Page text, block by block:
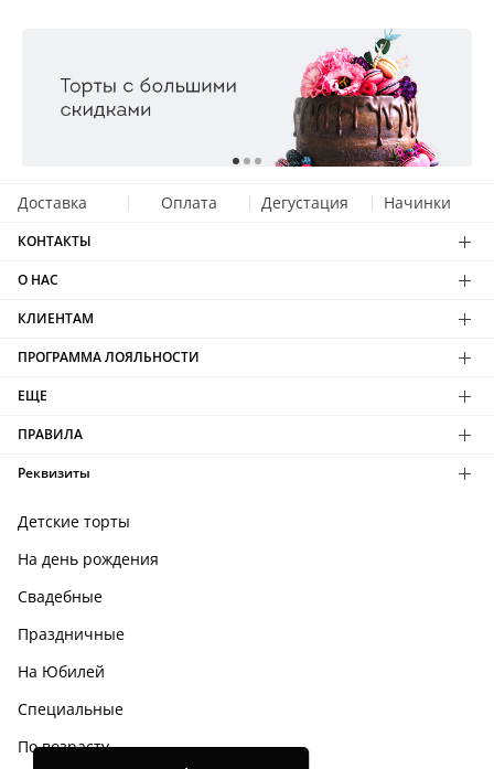
Доставка Оплата Дегустация Начинки
КОНТАКТЫ
О НАС
КЛИЕНТАМ
ПРОГРАММА ЛОЯЛЬНОСТИ
ЕЩЕ
ПРАВИЛА
Реквизиты
Детские торты
На день рождения
Свадебные
Праздничные
На Юбилей
Специальные
По возрасту